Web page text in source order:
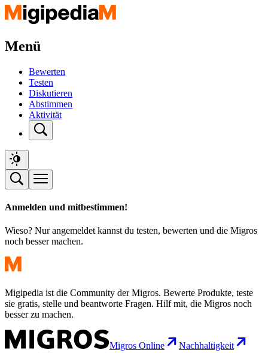
Menü
Bewerten
Testen
Diskutieren
Abstimmen
Aktivität
Anmelden und mitbestimmen!
Wieso? Nur angemeldet kannst du testen, bewerten und die Migros
noch besser machen.
Migipedia ist die Community der Migros. Bewerte Produkte, teste
sie gratis, stelle und beantworte Fragen. Hilf mit, die Migros noch
besser zu machen.
Migros Online
Nachhaltigkeit